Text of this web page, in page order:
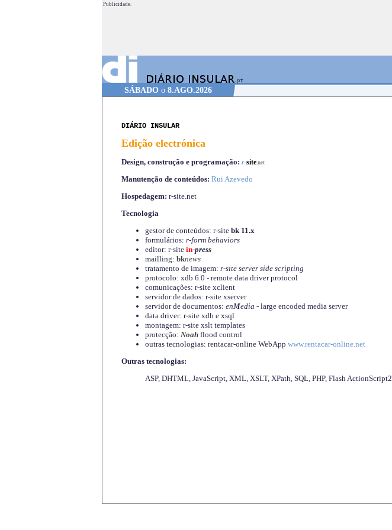
Publicidade.
SÁBADO o 8.AGO.2026
DIÁRIO INSULAR
Edição electrónica
Design, construção e programação: r-site.net
Manutenção de conteúdos: Rui Azevedo
Hospedagem: r-site.net
Tecnologia
gestor de conteúdos: r-site bk 11.x
formulários: r-form behaviors
editor: r-site in-press
mailling: bknews
tratamento de imagem: r-site server side scripting
protocolo: xdb 6.0 - remote data driver protocol
comunicações: r-site xclient
servidor de dados: r-site xserver
servidor de documentos: enMedia - large encoded media server
data driver: r-site xdb e xsql
montagem: r-site xslt templates
protecção: Noahflood control
outras tecnologias: rentacar-online WebApp www.rentacar-online.net
Outras tecnologias:
ASP, DHTML, JavaScript, XML, XSLT, XPath, SQL, PHP, Flash ActionScript2